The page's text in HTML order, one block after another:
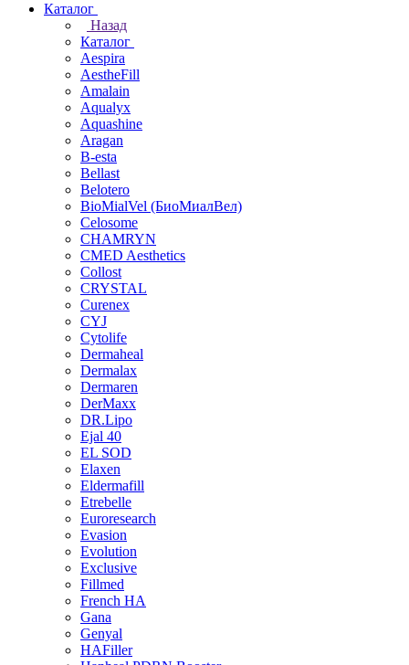
Каталог
Назад
Каталог
Aespira
AestheFill
Amalain
Aqualyx
Aquashine
Aragan
B-esta
Bellast
Belotero
BioMialVel (БиоМиалВел)
Celosome
CHAMRYN
CMED Aesthetics
Collost
CRYSTAL
Curenex
CYJ
Cytolife
Dermaheal
Dermalax
Dermaren
DerMaxx
DR.Lipo
Ejal 40
EL SOD
Elaxen
Eldermafill
Etrebelle
Euroresearch
Evasion
Evolution
Exclusive
Fillmed
French HA
Gana
Genyal
HAFiller